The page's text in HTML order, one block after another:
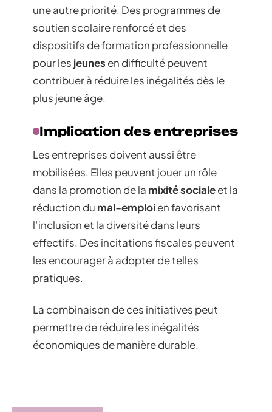
une autre priorité. Des programmes de
soutien scolaire renforcé et des
dispositifs de formation professionnelle
pour les jeunes en difficulté peuvent
contribuer à réduire les inégalités dès le
plus jeune âge.
Implication des entreprises
Les entreprises doivent aussi être
mobilisées. Elles peuvent jouer un rôle
dans la promotion de la mixité socialeet la
réduction du mal-emploien favorisant
l’inclusion et la diversité dans leurs
effectifs. Des incitations fiscales peuvent
les encourager à adopter de telles
pratiques.
La combinaison de ces initiatives peut
permettre de réduire les inégalités
économiques de manière durable.